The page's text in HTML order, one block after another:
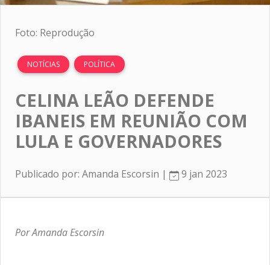
Foto: Reprodução
NOTÍCIAS POLÍTICA
CELINA LEÃO DEFENDE
IBANEIS EM REUNIÃO COM
LULA E GOVERNADORES
Publicado por: Amanda Escorsin | 9 jan 2023
Por Amanda Escorsin